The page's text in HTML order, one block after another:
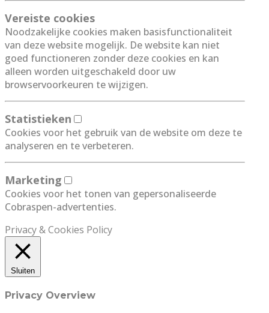
Vereiste cookies
Noodzakelijke cookies maken basisfunctionaliteit
van deze website mogelijk. De website kan niet
goed functioneren zonder deze cookies en kan
alleen worden uitgeschakeld door uw
browservoorkeuren te wijzigen.
Statistieken
Cookies voor het gebruik van de website om deze te
analyseren en te verbeteren.
Marketing
Cookies voor het tonen van gepersonaliseerde
Cobraspen-advertenties.
Privacy & Cookies Policy
Sluiten
Privacy Overview